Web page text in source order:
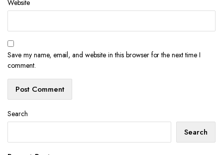
Website
Save my name, email, and website in this browser for the next time I
comment.
Search
Search